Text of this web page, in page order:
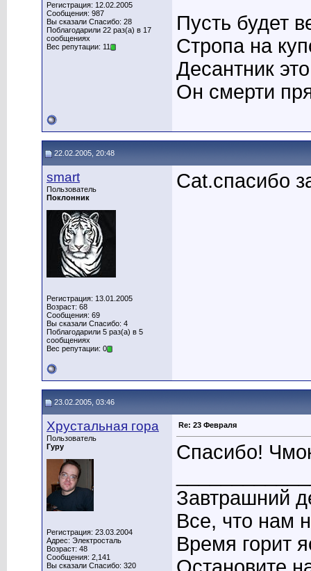
Регистрация: 12.02.2005
Сообщения: 987
Вы сказали Спасибо: 28
Поблагодарили 22 раз(а) в 17
сообщениях
Вес репутации: 11
Пусть будет
Стропа на
Десантник
Он смерти
22.02.2005, 20:48
smart
Пользователь
Поклонник
Регистрация: 13.01.2005
Возраст: 68
Сообщения: 69
Вы сказали Спасибо: 4
Поблагодарили 5 раз(а) в 5
сообщениях
Вес репутации: 0
Cat.спасибо
23.02.2005, 03:46
Хрустальная гора
Пользователь
Гуру
Регистрация: 23.03.2004
Адрес: Электросталь
Возраст: 48
Сообщения: 2,141
Вы сказали Спасибо: 320
Re: 23 Февраля
Спасибо!
Завтрашний
Все, что нам
Время горит